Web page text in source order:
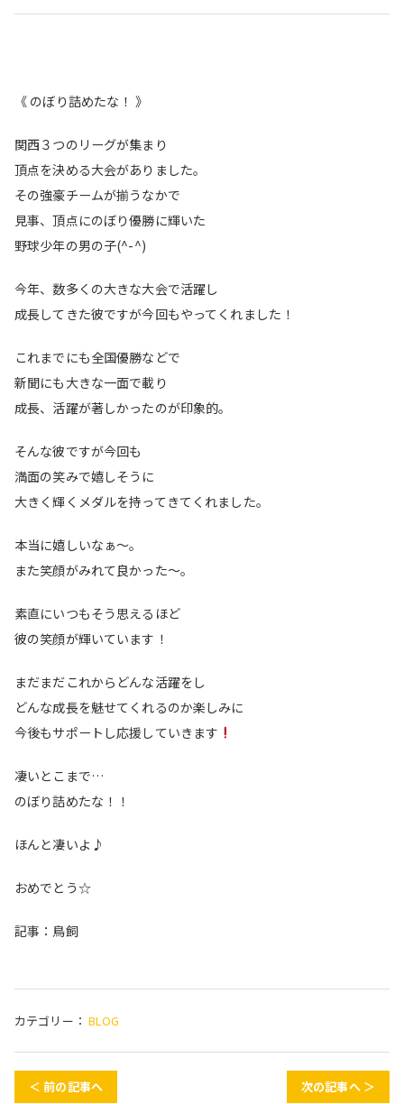
《 のぼり詰めたな！ 》
関西３つのリーグが集まり
頂点を決める大会がありました。
その強豪チームが揃うなかで
見事、頂点にのぼり優勝に輝いた
野球少年の男の子(^-^)
今年、数多くの大きな大会で活躍し
成長してきた彼ですが今回もやってくれました！
これまでにも全国優勝などで
新聞にも大きな一面で載り
成長、活躍が著しかったのが印象的。
そんな彼ですが今回も
満面の笑みで嬉しそうに
大きく輝くメダルを持ってきてくれました。
本当に嬉しいなぁ〜。
また笑顔がみれて良かった〜。
素直にいつもそう思えるほど
彼の笑顔が輝いています！
まだまだこれからどんな活躍をし
どんな成長を魅せてくれるのか楽しみに
今後もサポートし応援していきます
凄いとこまで…
のぼり詰めたな！！
ほんと凄いよ♪
おめでとう☆
記事：鳥飼
カテゴリー： BLOG
＜ 前の記事へ 次の記事へ ＞